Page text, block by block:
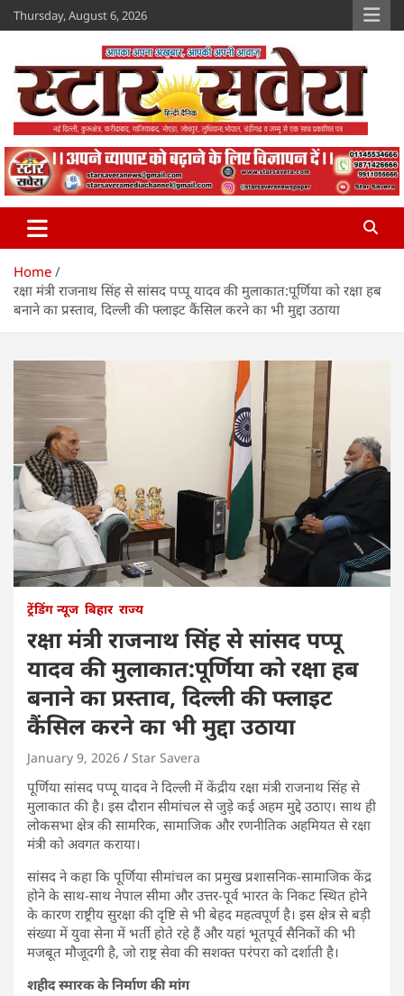
Skip
to
Thursday, August 6, 2026
Star Savera
www.starsavera.com
Home
रक्षा मंत्री राजनाथ सिंह से सांसद पप्पू यादव की मुलाकात:पूर्णिया को रक्षा हब
बनाने का प्रस्ताव, दिल्ली की फ्लाइट कैंसिल करने का भी मुद्दा उठाया
ट्रेंडिंग न्यूज बिहार राज्य
रक्षा मंत्री राजनाथ सिंह से सांसद पप्पू
यादव की मुलाकात:पूर्णिया को रक्षा हब
बनाने का प्रस्ताव, दिल्ली की फ्लाइट
कैंसिल करने का भी मुद्दा उठाया
January 9, 2026 Star Savera
पूर्णिया सांसद पप्पू यादव ने दिल्ली में केंद्रीय रक्षा मंत्री राजनाथ सिंह से
मुलाकात की है। इस दौरान सीमांचल से जुड़े कई अहम मुद्दे उठाए। साथ ही
लोकसभा क्षेत्र की सामरिक, सामाजिक और रणनीतिक अहमियत से रक्षा
मंत्री को अवगत कराया।
सांसद ने कहा कि पूर्णिया सीमांचल का प्रमुख प्रशासनिक-सामाजिक केंद्र
होने के साथ-साथ नेपाल सीमा और उत्तर-पूर्व भारत के निकट स्थित होने
के कारण राष्ट्रीय सुरक्षा की दृष्टि से भी बेहद महत्वपूर्ण है। इस क्षेत्र से बड़ी
संख्या में युवा सेना में भर्ती होते रहे हैं और यहां भूतपूर्व सैनिकों की भी
मजबूत मौजूदगी है, जो राष्ट्र सेवा की सशक्त परंपरा को दर्शाती है।
शहीद स्मारक के निर्माण की मांग